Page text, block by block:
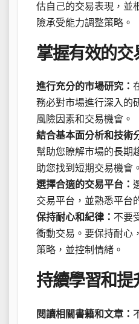
估自己的交易表現，並
險承受能力調整策略。
掌握有效的交
進行充分的市場研究：
務必對市場進行深入的
風險因素和交易機會。
結合基本面分析和技術
幫助您瞭解市場的長期
助您找到短期交易機會。
選擇合適的交易平台：
交易平台，並熟悉平台
保持耐心和紀律： 不要
衝動交易。要保持耐心
策略，並控制情緒。
持續學習和提
閱讀相關書籍和文章：